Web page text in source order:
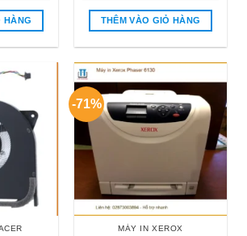
tại
₫450.000.
HÀNG
là:
₫450.000.
tại
THÊM VÀO GIỎ HÀNG
-71%
MÁY IN XEROX